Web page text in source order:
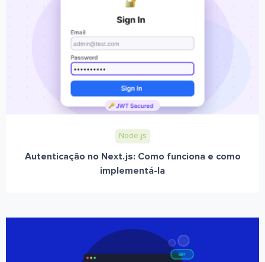
Node.js
Autenticação no Next.js: Como funciona e como
implementá-la